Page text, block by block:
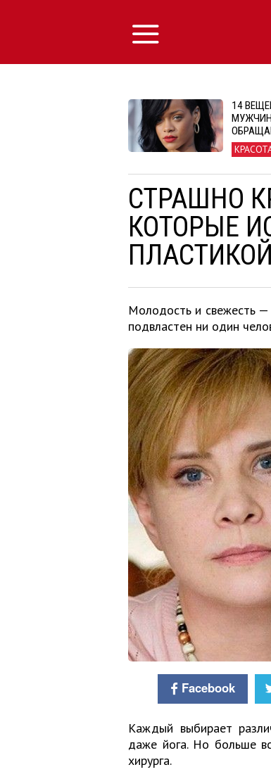
14
СТРАШНО
КОТОРЫЕ
ПЛАСТИКОЙ
Молодость и свежесть
подвластен ни один
Facebook
Каждый выбирает
даже йога. Но больше
хирурга.